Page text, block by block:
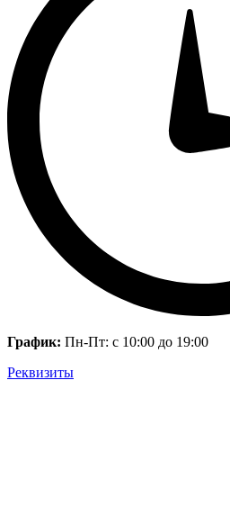
График: Пн-Пт: с 10:00 до 19:00
Реквизиты